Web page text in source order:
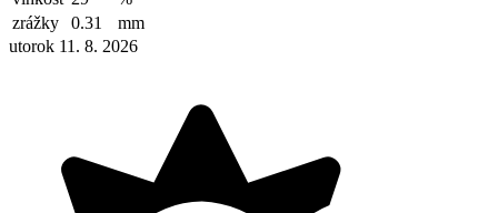
zrážky
0.31
mm
utorok 11. 8. 2026